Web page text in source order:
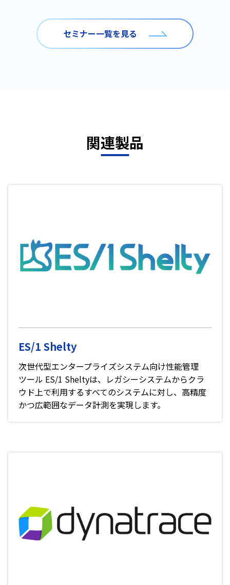
セミナー一覧を見る
関連製品
ES/1 Shelty
次世代型エンタープライズシステム向け性能管理
ツール ES/1 Sheltyは、レガシーシステムからクラ
ウド上で利用するすべてのシステムに対し、高精度
かつ広範囲なデータ計測を実現します。